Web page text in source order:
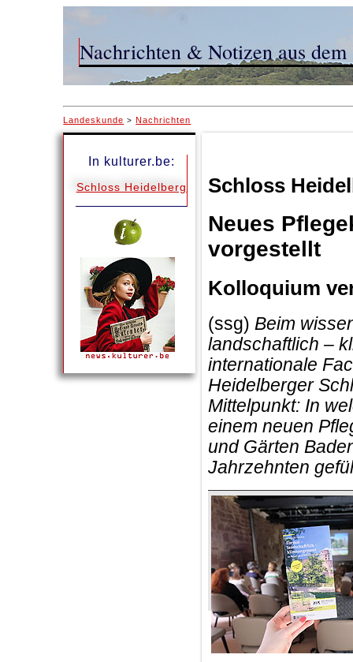
Nachrichten & Notizen aus
Landeskunde > Nachrichten
In kulturer.be:
Schloss Heidelberg Schloss
Neues
vorgestellt
Kolloquium
(ssg) Beim
landschaftlich –
internationale
Heidelberger
Mittelpunkt: In
einem neuen
und Gärten
Jahrzehnten